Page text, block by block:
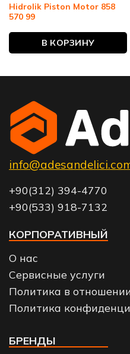
Hidrolik Piston Motor 858
570 99
В КОРЗИНУ
+90(312) 394-4770
+90(533) 918-7132
КОРПОРАТИВНЫЙ
О нас
Сервисные услуги
Политика в
Политика
БРЕНДЫ